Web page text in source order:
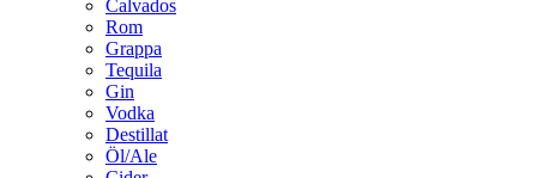
Calvados
Rom
Grappa
Tequila
Gin
Vodka
Destillat
Öl/Ale